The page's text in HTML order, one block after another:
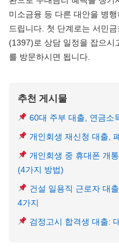
미소금융 등 다른 대안을 병
드립니다. 첫 단계로는 서민
(1397)로 상담 일정을 잡으시
를 방문하시면 됩니다.
추천 게시물
60대 주부 대출, 연금소
개인회생 재신청 대출,
개인회생 중 휴대폰 개
(4가지 방법)
건설 일용직 근로자 대
4가지
검정고시 합격생 대출: